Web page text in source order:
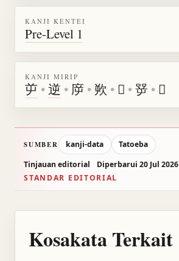
KANJI KENTEI
Pre-Level 1
KANJI MIRIP
屰 •逆 • 㡿 • 欮 • 𡴘 •㖾 • 𦥭
SUMBER kanji-data
Tatoeba
Tinjauan editorial
Diperbarui 20 Jul 2026
STANDAR EDITORIAL
Kosakata Terkait